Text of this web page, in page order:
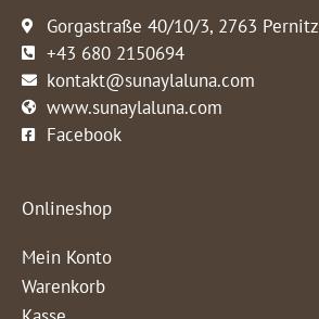
Gorgastraße 40/10/3, 2763 Pernitz
+43 680 2150694
kontakt@sunaylaluna.com
www.sunaylaluna.com
Facebook
Onlineshop
Mein Konto
Warenkorb